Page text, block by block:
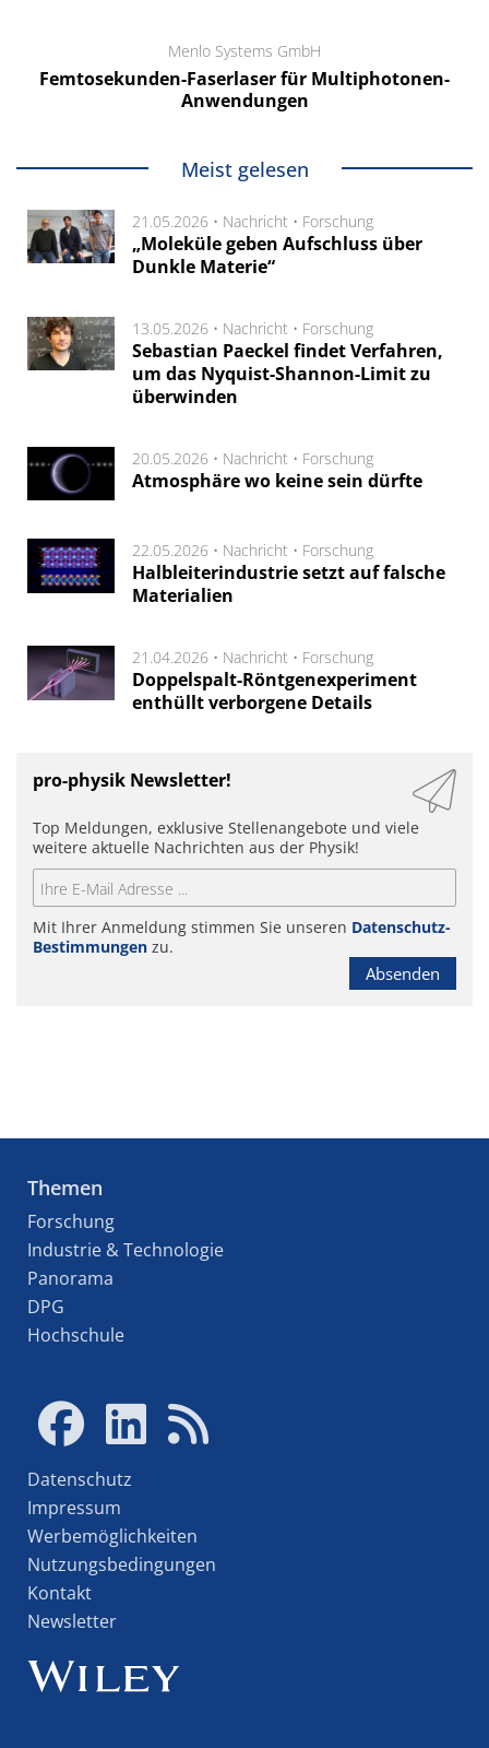
Menlo Systems GmbH
Femtosekunden-Faserlaser für Multiphotonen-
Anwendungen
Meist gelesen
21.05.2026 • Nachricht • Forschung
„Moleküle geben Aufschluss über
Dunkle Materie“
13.05.2026 • Nachricht • Forschung
Sebastian Paeckel findet Verfahren,
um das Nyquist-Shannon-Limit zu
überwinden
20.05.2026 • Nachricht • Forschung
Atmosphäre wo keine sein dürfte
22.05.2026 • Nachricht • Forschung
Halbleiterindustrie setzt auf falsche
Materialien
21.04.2026 • Nachricht • Forschung
Doppelspalt-Röntgenexperiment
enthüllt verborgene Details
pro-physik Newsletter!
Top Meldungen, exklusive Stellenangebote und viele
weitere aktuelle Nachrichten aus der Physik!
Mit Ihrer Anmeldung stimmen Sie unseren Datenschutz-
Bestimmungen zu.
Absenden
Themen
Forschung
Industrie & Technologie
Panorama
DPG
Hochschule
Datenschutz
Impressum
Werbemöglichkeiten
Nutzungsbedingungen
Kontakt
Newsletter